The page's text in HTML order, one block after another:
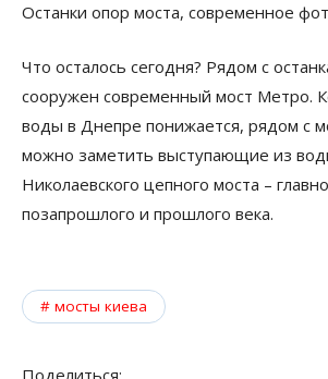
Останки опор моста, современное
Что осталось сегодня? Рядом с
сооружен современный мост Метро.
воды в Днепре понижается, рядом с
можно заметить выступающие из
Николаевского цепного моста –
позапрошлого и прошлого века.
мосты киева
Поделиться: